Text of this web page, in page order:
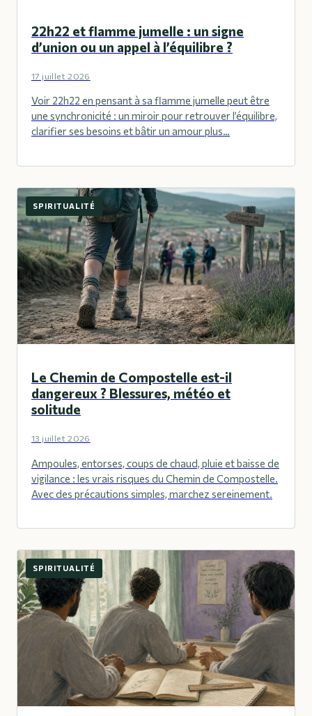
22h22 et flamme jumelle : un signe
d’union ou un appel à l’équilibre ?
17 juillet 2026
Voir 22h22 en pensant à sa flamme jumelle peut être
une synchronicité : un miroir pour retrouver l’équilibre,
clarifier ses besoins et bâtir un amour plus…
SPIRITUALITÉ
Le Chemin de Compostelle est-il
dangereux ? Blessures, météo et
solitude
13 juillet 2026
Ampoules, entorses, coups de chaud, pluie et baisse de
vigilance : les vrais risques du Chemin de Compostelle.
Avec des précautions simples, marchez sereinement.
SPIRITUALITÉ